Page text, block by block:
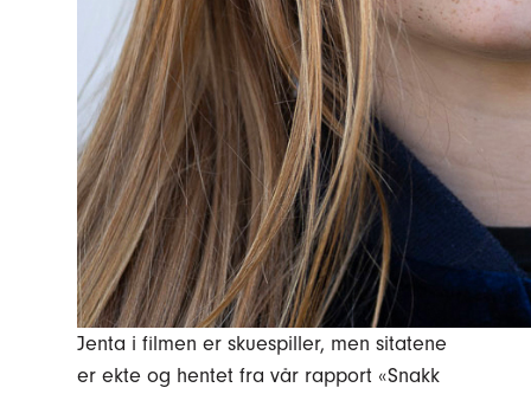
Jenta i filmen er skuespiller, men sitatene
er ekte og hentet fra vår rapport «Snakk